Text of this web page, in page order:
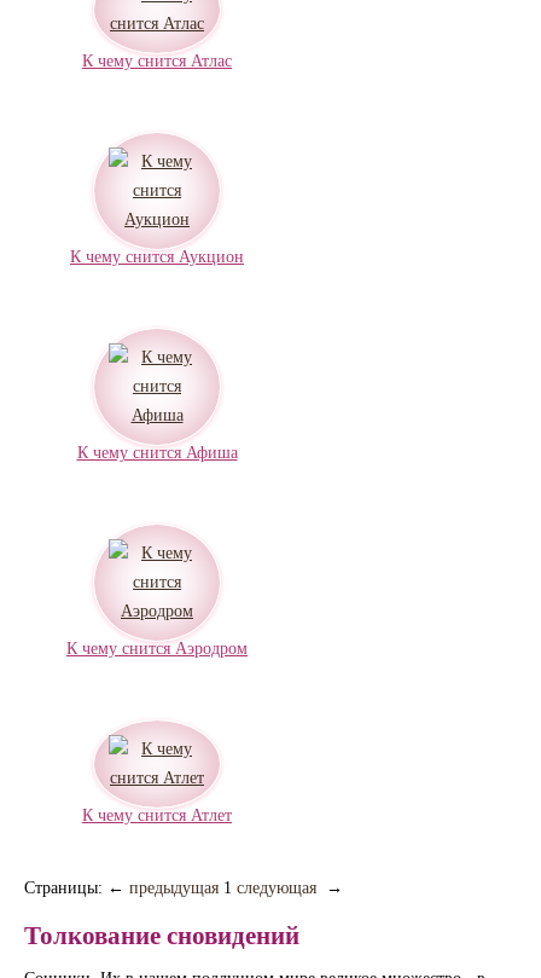
К чему снится Атлас
К чему снится Аукцион
К чему снится Афиша
К чему снится Аэродром
К чему снится Атлет
Страницы: ← предыдущая 1 следующая →
Толкование сновидений